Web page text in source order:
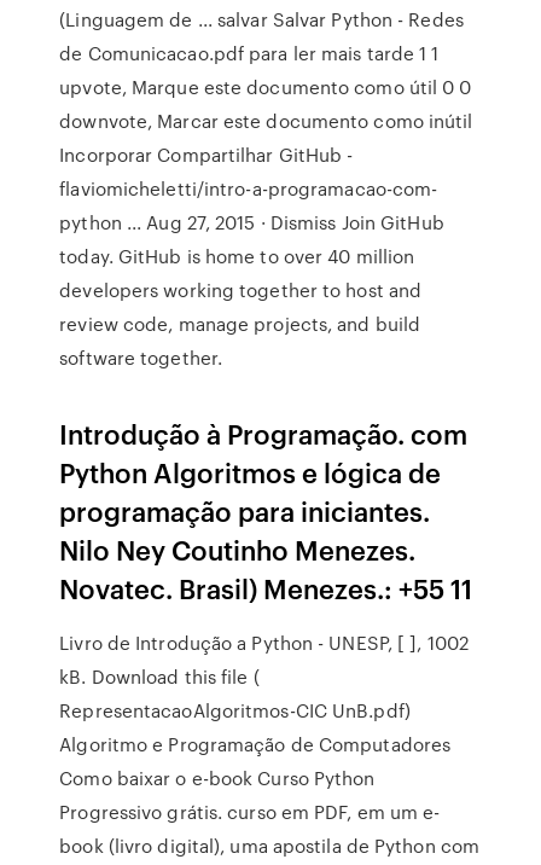
(Linguagem de ... salvar Salvar Python - Redes
de Comunicacao.pdf para ler mais tarde 1 1
upvote, Marque este documento como útil 0 0
downvote, Marcar este documento como inútil
Incorporar Compartilhar GitHub -
flaviomicheletti/intro-a-programacao-com-
python ... Aug 27, 2015 · Dismiss Join GitHub
today. GitHub is home to over 40 million
developers working together to host and
review code, manage projects, and build
software together.
Introdução à Programação. com
Python Algoritmos e lógica de
programação para iniciantes.
Nilo Ney Coutinho Menezes.
Novatec. Brasil) Menezes.: +55 11
Livro de Introdução a Python - UNESP, [ ], 1002
kB. Download this file (
RepresentacaoAlgoritmos-CIC UnB.pdf)
Algoritmo e Programação de Computadores
Como baixar o e-book Curso Python
Progressivo grátis. curso em PDF, em um e-
book (livro digital), uma apostila de Python com